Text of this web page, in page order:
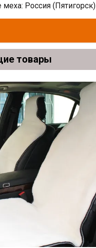
Россия (Пятигорск)
товары